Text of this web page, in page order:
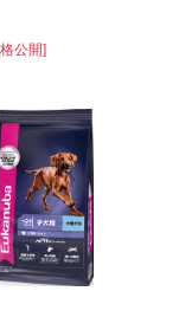
公開]